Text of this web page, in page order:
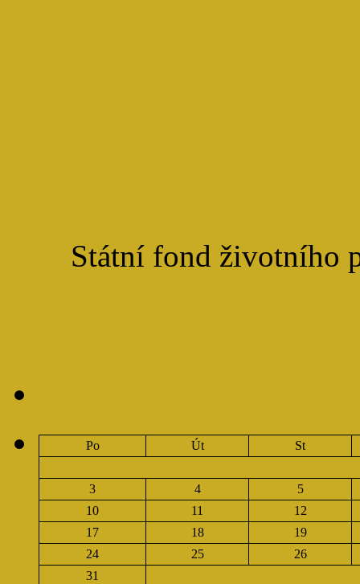
Státní fond životního
Po Út St
3 4
5
10
11
12
17
18
19
24
25
26
31